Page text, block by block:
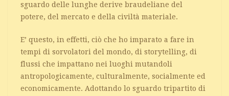
sguardo delle lunghe derive braudeliane del
potere, del mercato e della civiltà materiale.
E’ questo, in effetti, ciò che ho imparato a fare in
tempi di sorvolatori del mondo, di storytelling, di
flussi che impattano nei luoghi mutandoli
antropologicamente, culturalmente, socialmente ed
economicamente. Adottando lo sguardo tripartito di